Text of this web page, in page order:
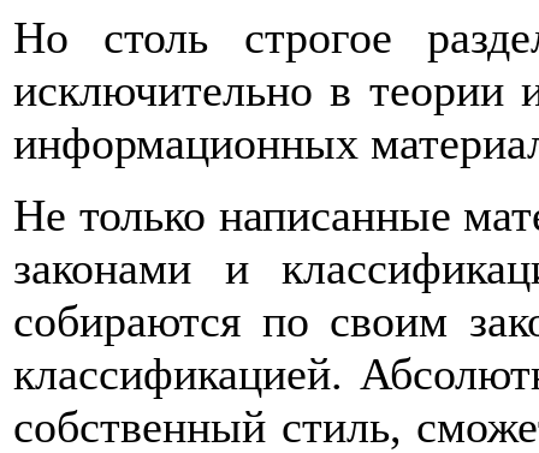
Но столь строгое
исключительно в теории
информационных
Не только написанные
законами и
собираются по своим
классификацией.
собственный стиль,